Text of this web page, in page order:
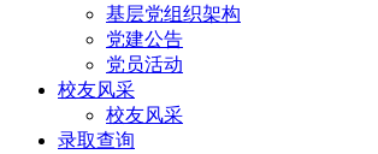
基层党组织架构
党建公告
党员活动
校友风采
校友风采
录取查询